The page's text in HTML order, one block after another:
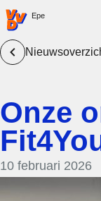
VVD.nl - Ga naar
Epe
Onze
10 februari 2026